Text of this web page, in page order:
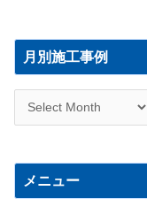
月別施工事例
施
事
メニュー